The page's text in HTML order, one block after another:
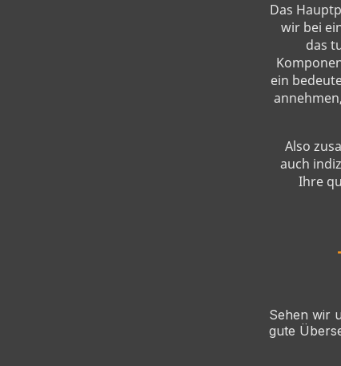
Das
wir bei
das
ein
Also
auch
Ihre
Sehen wir
gute